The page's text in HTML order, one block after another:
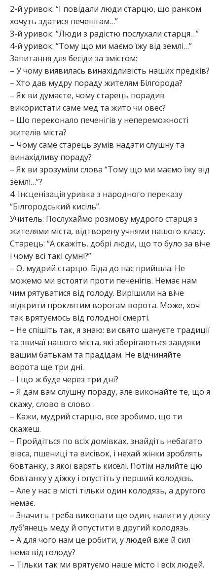
2-й уривок: “І повідали люди старцю, що ранком
хочуть здатися печенігам…”
3-й уривок: “Люди з радістю послухали старця…”
4-й уривок: “Тому що ми маємо їжу від землі…”
Запитання для бесіди за змістом:
– У чому виявилась винахідливість наших предків?
– Хто дав мудру пораду жителям Білгорода?
– Як ви думаєте, чому старець порадив
використати саме мед та жито чи овес?
– Що переконало печенігів у непереможності
жителів міста?
– Чому саме старець зумів надати слушну та
винахідливу пораду?
– Як ви зрозуміли слова “Тому що ми маємо їжу від
землі…”?
4. Інсценізація уривка з народного переказу
“Білгородський кисіль”.
Учитель: Послухаймо розмову мудрого старця з
жителями міста, відтворену учнями нашого класу.
Старець: “А скажіть, добрі люди, що то було за віче
і чому всі такі сумні?”
– О, мудрий старцю. Біда до нас прийшла. Не
можемо ми встояти проти печенігів. Немає нам
чим рятуватися від голоду. Вирішили на віче
відкрити проклятим ворогам ворота. Може, хоч
так врятуємось від голодної смерті.
– Не спішіть так, я знаю: ви свято шануєте традиції
та звичаї нашого міста, які зберігаються завдяки
вашим батькам та прадідам. Не відчиняйте
ворота ще три дні.
– І що ж буде через три дні?
– Я дам вам слушну пораду, але виконайте те, що я
скажу, слово в слово.
– Кажи, мудрий старцю, все зробимо, що ти
скажеш.
– Пройдіться по всіх домівках, знайдіть небагато
вівса, пшениці та висівок, і нехай жінки зроблять
бовтанку, з якої варять киселі. Потім налийте цю
бовтанку у діжку і опустіть у перший колодязь.
– Але у нас в місті тільки один колодязь, а другого
немає.
– Значить треба викопати ще один, налити у діжку
луб’янець меду й опустити в другий колодязь.
– А для чого нам це робити, у людей вже й сил
нема від голоду?
– Тільки так ми врятуємо наше місто і всіх людей.